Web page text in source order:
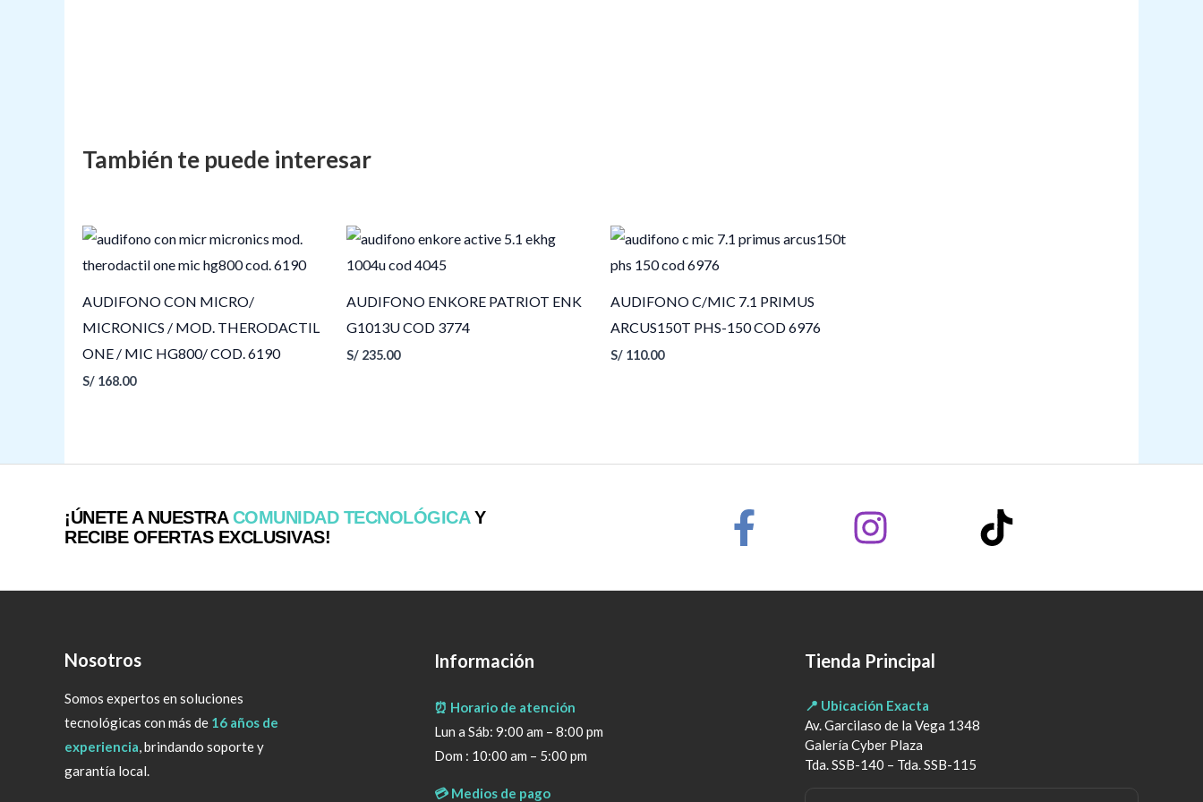
AUDIFONO CON MICRO/
MICRONICS / MOD. THERODACTIL
ONE / MIC HG800/ COD. 6190
S/ 168.00
AUDIFONO ENKORE PATRIOT ENK
G1013U COD 3774
S/ 235.00
AUDIFONO C/MIC 7.1 PRIMUS
ARCUS150T PHS-150 COD 6976
S/ 110.00
¡ÚNETE A NUESTRACOMUNIDAD TECNOLÓGICAY
RECIBE OFERTAS EXCLUSIVAS!
Nosotros
Somos expertos en soluciones
tecnológicas con más de 16 años de
experiencia, brindando soporte y
garantía local.
Información
⏰ Horario de atención
Lun a Sáb: 9:00 am – 8:00 pm
Dom : 10:00 am – 5:00 pm
💳 Medios de pago
Tienda Principal
📍 Ubicación Exacta
Av. Garcilaso de la Vega 1348
Galería Cyber Plaza
Tda. SSB-140 – Tda. SSB-115